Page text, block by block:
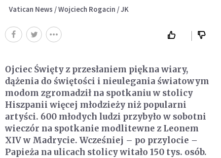
Vatican News / Wojciech Rogacin / JK
Ojciec Święty z przesłaniem piękna wiary,
dążenia do świętości i nieulegania światowym
modom zgromadził na spotkaniu w stolicy
Hiszpanii więcej młodzieży niż popularni
artyści. 600 młodych ludzi przybyło w sobotni
wieczór na spotkanie modlitewne z Leonem
XIV w Madrycie. Wcześniej – po przylocie –
Papieża na ulicach stolicy witało 150 tys. osób.